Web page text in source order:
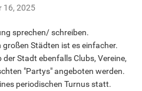
16, 2025
sprechen/ schreiben.
Städten ist es einfacher.
Stadt ebenfalls Clubs, Vereine,
"Partys" angeboten werden.
periodischen Turnus statt.